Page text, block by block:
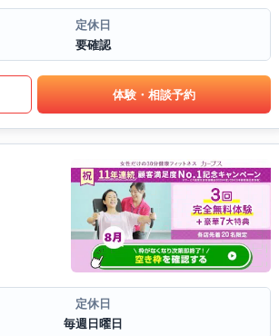
定休日
要確認
体験・相談予約
定休日
毎週日曜日